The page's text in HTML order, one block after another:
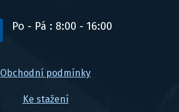
Po - Pá : 8:00 - 16:00
Obchodní podmínky
Ke stažení